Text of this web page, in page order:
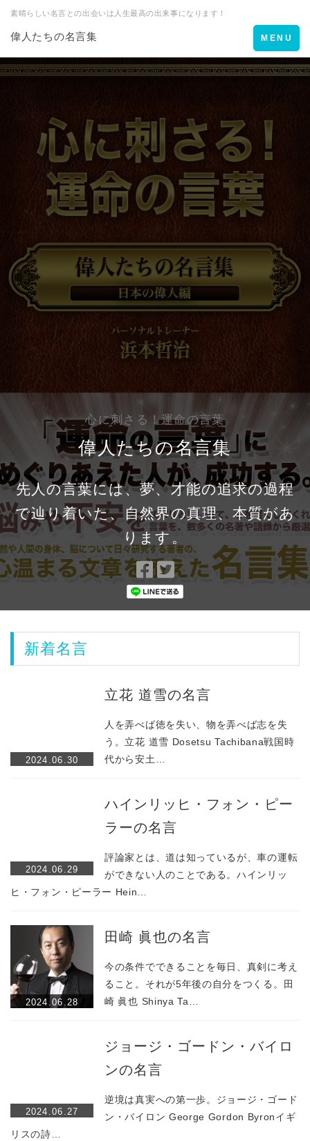
素晴らしい名言との出会いは人生最高の出来事になります！
偉人たちの名言集
Toggle
navigation
MENU
心に刺さる！運命の言葉
偉人たちの名言集
先人の言葉には、夢、才能の追求の過程
で辿り着いた、自然界の真理、本質があ
ります。
Facebook
で
シ
Twitter
で
シ
新着名言
2024.06.30
立花 道雪の名言
人を弄べば徳を失い、物を弄べば志を失
う。立花 道雪 Dosetsu Tachibana戦国時
代から安土…
2024.06.29
ハインリッヒ・フォン・ピー
ラーの名言
評論家とは、道は知っているが、車の運転
ができない人のことである。ハインリッ
ヒ・フォン・ピーラー Hein…
2024.06.28
田崎 眞也の名言
今の条件でできることを毎日、真剣に考え
ること。それが5年後の自分をつくる。田
崎 眞也 Shinya Ta…
2024.06.27
ジョージ・ゴードン・バイロ
ンの名言
逆境は真実への第一歩。ジョージ・ゴード
ン・バイロン George Gordon Byronイギ
リスの詩…